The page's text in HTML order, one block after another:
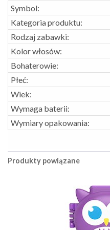
Symbol:
Kategoria produktu:
Rodzaj zabawki:
Kolor włosów:
Bohaterowie:
Płeć:
Wiek:
Wymaga baterii:
Wymiary opakowania:
Produkty powiązane